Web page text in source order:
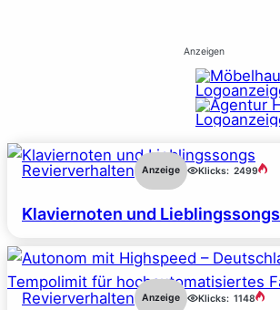
Anzeigen
Revierverhalten Anzeige Klicks: 2499
Klaviernoten und Lieblingssongs
Revierverhalten Anzeige Klicks: 1148